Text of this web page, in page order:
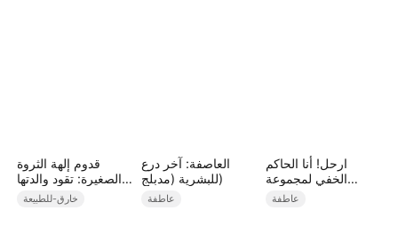
قدوم إلهة الثروة
الصغيرة: تقود والدتها
خارق-للطبيعة
العاصفة: آخر درع
للبشرية (مدبلج)
عاطفة
ارحل! أنا الحاكم
الخفي لمجموعة
تجارية
عاطفة